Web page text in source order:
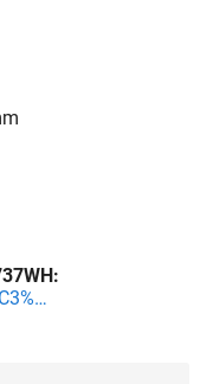
www.rowenta.sk/Upratovanie-dom%C3%A1cnosti/DUAL-FORCE-2V1-RH6737WH/p/2211400958